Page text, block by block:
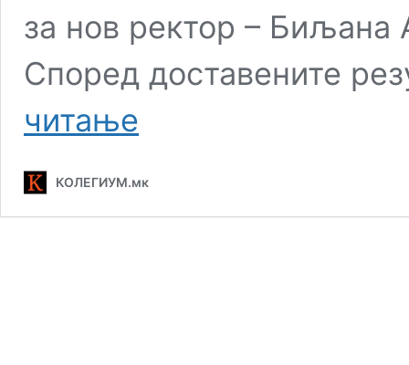
за нов ректор – Биљана
Според доставените
читање
ректорка
УКИМ
КОЛЕГИУМ.мк